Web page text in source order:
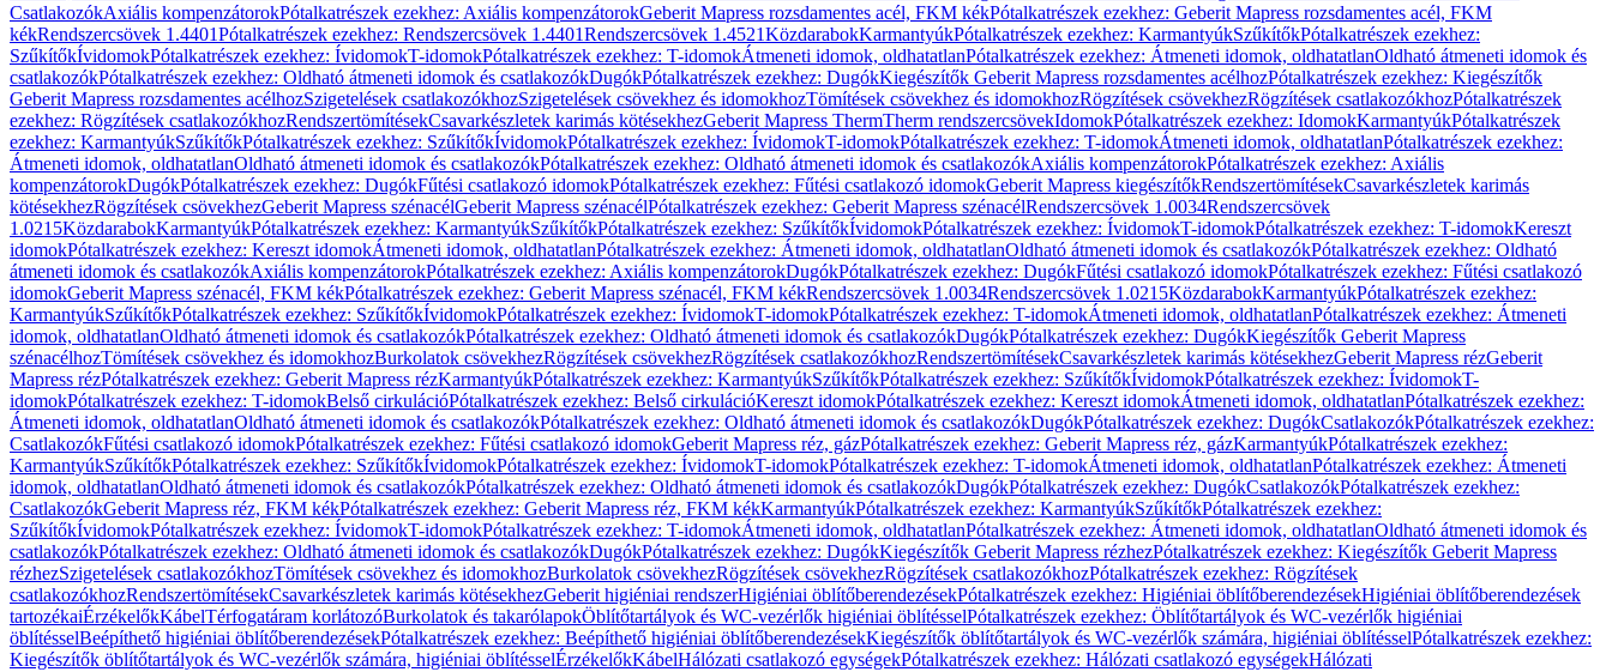
CsatlakozókAxiális kompenzátorokPótalkatrészek ezekhez: Axiális kompenzátorokGeberit Mapress rozsdamentes acél, FKM kékPótalkatrészek ezekhez: Geberit Mapress rozsdamentes acél, FKM
kékRendszercsövek 1.4401Pótalkatrészek ezekhez: Rendszercsövek 1.4401Rendszercsövek 1.4521KözdarabokKarmantyúkPótalkatrészek ezekhez: KarmantyúkSzűkítőkPótalkatrészek ezekhez:
SzűkítőkÍvidomokPótalkatrészek ezekhez: ÍvidomokT-idomokPótalkatrészek ezekhez: T-idomokÁtmeneti idomok, oldhatatlanPótalkatrészek ezekhez: Átmeneti idomok, oldhatatlanOldható átmeneti idomok és
csatlakozókPótalkatrészek ezekhez: Oldható átmeneti idomok és csatlakozókDugókPótalkatrészek ezekhez: DugókKiegészítők Geberit Mapress rozsdamentes acélhozPótalkatrészek ezekhez: Kiegészítők
Geberit Mapress rozsdamentes acélhozSzigetelések csatlakozókhozSzigetelések csövekhez és idomokhozTömítések csövekhez és idomokhozRögzítések csövekhezRögzítések csatlakozókhozPótalkatrészek
ezekhez: Rögzítések csatlakozókhozRendszertömítésekCsavarkészletek karimás kötésekhezGeberit Mapress ThermTherm rendszercsövekIdomokPótalkatrészek ezekhez: IdomokKarmantyúkPótalkatrészek
ezekhez: KarmantyúkSzűkítőkPótalkatrészek ezekhez: SzűkítőkÍvidomokPótalkatrészek ezekhez: ÍvidomokT-idomokPótalkatrészek ezekhez: T-idomokÁtmeneti idomok, oldhatatlanPótalkatrészek ezekhez:
Átmeneti idomok, oldhatatlanOldható átmeneti idomok és csatlakozókPótalkatrészek ezekhez: Oldható átmeneti idomok és csatlakozókAxiális kompenzátorokPótalkatrészek ezekhez: Axiális
kompenzátorokDugókPótalkatrészek ezekhez: DugókFűtési csatlakozó idomokPótalkatrészek ezekhez: Fűtési csatlakozó idomokGeberit Mapress kiegészítőkRendszertömítésekCsavarkészletek karimás
kötésekhezRögzítések csövekhezGeberit Mapress szénacélGeberit Mapress szénacélPótalkatrészek ezekhez: Geberit Mapress szénacélRendszercsövek 1.0034Rendszercsövek
1.0215KözdarabokKarmantyúkPótalkatrészek ezekhez: KarmantyúkSzűkítőkPótalkatrészek ezekhez: SzűkítőkÍvidomokPótalkatrészek ezekhez: ÍvidomokT-idomokPótalkatrészek ezekhez: T-idomokKereszt
idomokPótalkatrészek ezekhez: Kereszt idomokÁtmeneti idomok, oldhatatlanPótalkatrészek ezekhez: Átmeneti idomok, oldhatatlanOldható átmeneti idomok és csatlakozókPótalkatrészek ezekhez: Oldható
átmeneti idomok és csatlakozókAxiális kompenzátorokPótalkatrészek ezekhez: Axiális kompenzátorokDugókPótalkatrészek ezekhez: DugókFűtési csatlakozó idomokPótalkatrészek ezekhez: Fűtési csatlakozó
idomokGeberit Mapress szénacél, FKM kékPótalkatrészek ezekhez: Geberit Mapress szénacél, FKM kékRendszercsövek 1.0034Rendszercsövek 1.0215KözdarabokKarmantyúkPótalkatrészek ezekhez:
KarmantyúkSzűkítőkPótalkatrészek ezekhez: SzűkítőkÍvidomokPótalkatrészek ezekhez: ÍvidomokT-idomokPótalkatrészek ezekhez: T-idomokÁtmeneti idomok, oldhatatlanPótalkatrészek ezekhez: Átmeneti
idomok, oldhatatlanOldható átmeneti idomok és csatlakozókPótalkatrészek ezekhez: Oldható átmeneti idomok és csatlakozókDugókPótalkatrészek ezekhez: DugókKiegészítők Geberit Mapress
szénacélhozTömítések csövekhez és idomokhozBurkolatok csövekhezRögzítések csövekhezRögzítések csatlakozókhozRendszertömítésekCsavarkészletek karimás kötésekhezGeberit Mapress rézGeberit
Mapress rézPótalkatrészek ezekhez: Geberit Mapress rézKarmantyúkPótalkatrészek ezekhez: KarmantyúkSzűkítőkPótalkatrészek ezekhez: SzűkítőkÍvidomokPótalkatrészek ezekhez: ÍvidomokT-
idomokPótalkatrészek ezekhez: T-idomokBelső cirkulációPótalkatrészek ezekhez: Belső cirkulációKereszt idomokPótalkatrészek ezekhez: Kereszt idomokÁtmeneti idomok, oldhatatlanPótalkatrészek ezekhez:
Átmeneti idomok, oldhatatlanOldható átmeneti idomok és csatlakozókPótalkatrészek ezekhez: Oldható átmeneti idomok és csatlakozókDugókPótalkatrészek ezekhez: DugókCsatlakozókPótalkatrészek ezekhez:
CsatlakozókFűtési csatlakozó idomokPótalkatrészek ezekhez: Fűtési csatlakozó idomokGeberit Mapress réz, gázPótalkatrészek ezekhez: Geberit Mapress réz, gázKarmantyúkPótalkatrészek ezekhez:
KarmantyúkSzűkítőkPótalkatrészek ezekhez: SzűkítőkÍvidomokPótalkatrészek ezekhez: ÍvidomokT-idomokPótalkatrészek ezekhez: T-idomokÁtmeneti idomok, oldhatatlanPótalkatrészek ezekhez: Átmeneti
idomok, oldhatatlanOldható átmeneti idomok és csatlakozókPótalkatrészek ezekhez: Oldható átmeneti idomok és csatlakozókDugókPótalkatrészek ezekhez: DugókCsatlakozókPótalkatrészek ezekhez:
CsatlakozókGeberit Mapress réz, FKM kékPótalkatrészek ezekhez: Geberit Mapress réz, FKM kékKarmantyúkPótalkatrészek ezekhez: KarmantyúkSzűkítőkPótalkatrészek ezekhez:
SzűkítőkÍvidomokPótalkatrészek ezekhez: ÍvidomokT-idomokPótalkatrészek ezekhez: T-idomokÁtmeneti idomok, oldhatatlanPótalkatrészek ezekhez: Átmeneti idomok, oldhatatlanOldható átmeneti idomok és
csatlakozókPótalkatrészek ezekhez: Oldható átmeneti idomok és csatlakozókDugókPótalkatrészek ezekhez: DugókKiegészítők Geberit Mapress rézhezPótalkatrészek ezekhez: Kiegészítők Geberit Mapress
rézhezSzigetelések csatlakozókhozTömítések csövekhez és idomokhozBurkolatok csövekhezRögzítések csövekhezRögzítések csatlakozókhozPótalkatrészek ezekhez: Rögzítések
csatlakozókhozRendszertömítésekCsavarkészletek karimás kötésekhezGeberit higiéniai rendszerHigiéniai öblítőberendezésekPótalkatrészek ezekhez: Higiéniai öblítőberendezésekHigiéniai öblítőberendezések
tartozékaiÉrzékelőkKábelTérfogatáram korlátozóBurkolatok és takarólapokÖblítőtartályok és WC-vezérlők higiéniai öblítésselPótalkatrészek ezekhez: Öblítőtartályok és WC-vezérlők higiéniai
öblítésselBeépíthető higiéniai öblítőberendezésekPótalkatrészek ezekhez: Beépíthető higiéniai öblítőberendezésekKiegészítők öblítőtartályok és WC-vezérlők számára, higiéniai öblítésselPótalkatrészek ezekhez:
Kiegészítők öblítőtartályok és WC-vezérlők számára, higiéniai öblítésselÉrzékelőkKábelHálózati csatlakozó egységekPótalkatrészek ezekhez: Hálózati csatlakozó egységekHálózati